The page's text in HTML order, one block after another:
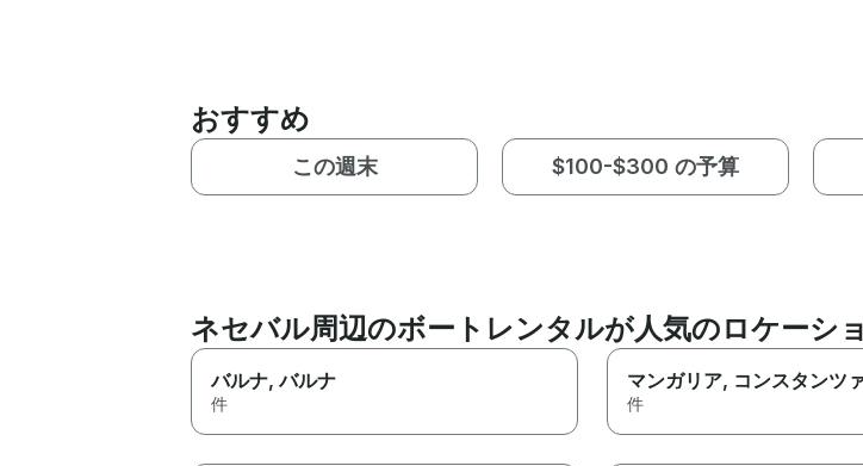
おすすめ
この週末 $100-$300 の予算
ネセバル周辺のボートレンタルが人気のロケーシ
バルナ, バルナ
件
マンガリア, コンスタンツ
件